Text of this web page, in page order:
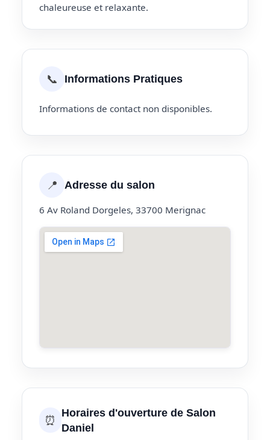
chaleureuse et relaxante.
📞 Informations Pratiques
Informations de contact non disponibles.
📍 Adresse du salon
6 Av Roland Dorgeles, 33700 Merignac
⏰
Horaires d'ouverture de Salon
Daniel